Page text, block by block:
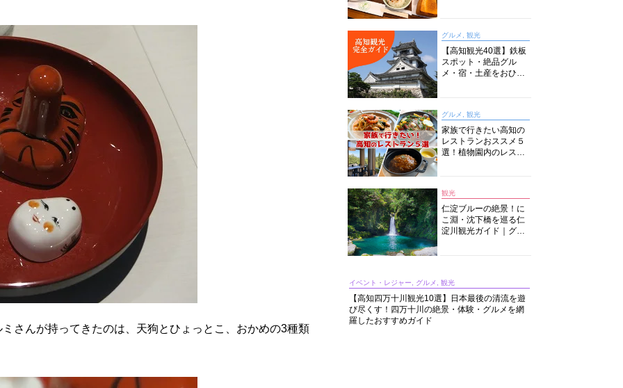
さんが持ってきたのは、天狗とひょっとこ、おかめの3種類
グルメ, 観光
【高知観光40選】鉄板
スポット・絶品グル
メ・宿・土産をおひと
グルメ, 観光
家族で行きたい高知の
レストランおススメ５
選！植物園内のレスト
観光
仁淀ブルーの絶景！に
こ淵・沈下橋を巡る仁
淀川観光ガイド｜グル
イベント・レジャー, グルメ, 観光
【高知四万十川観光10選】日本最後の清流を遊
び尽くす！四万十川の絶景・体験・グルメを網
羅したおすすめガイド